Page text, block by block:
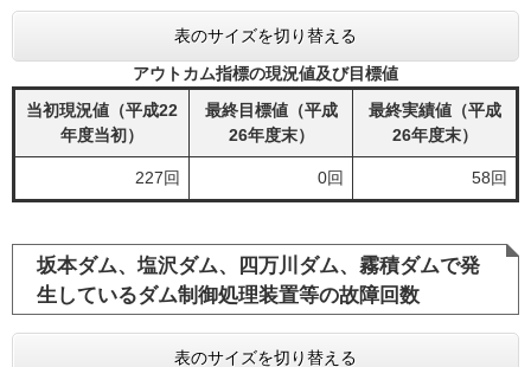
表のサイズを切り替える
アウトカム指標の現況値及び目標値
当初現況値（平成22
年度当初）
最終目標値（平成
26年度末）
最終実績値（平成
26年度末）
227回 0回 58回
坂本ダム、塩沢ダム、四万川ダム、霧積ダムで発
生しているダム制御処理装置等の故障回数
表のサイズを切り替える